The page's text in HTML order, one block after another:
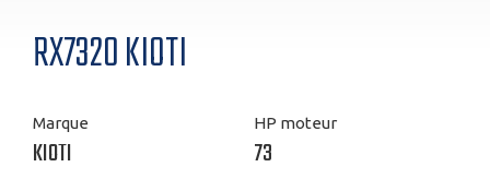
RX7320 KIOTI
Marque
KIOTI
HP moteur
73